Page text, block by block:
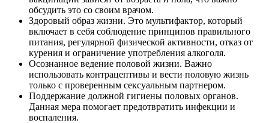
обсудить это со своим врачом.
Здоровый образ жизни. Это мультифактор, который
включает в себя соблюдение принципов правильного
питания, регулярной физической активности, отказ от
курения и ограничение употребления алкоголя.
Осознанное ведение половой жизни. Важно
использовать контрацептивы и вести половую жизнь
только с проверенным сексуальным партнером.
Поддержание должной гигиены половых органов.
Данная мера помогает предотвратить инфекции и
воспаления.